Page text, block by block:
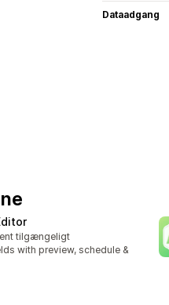
Dataadgang
tilgængeligt
with preview, schedule &